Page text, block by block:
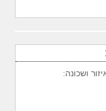
ושכונה: